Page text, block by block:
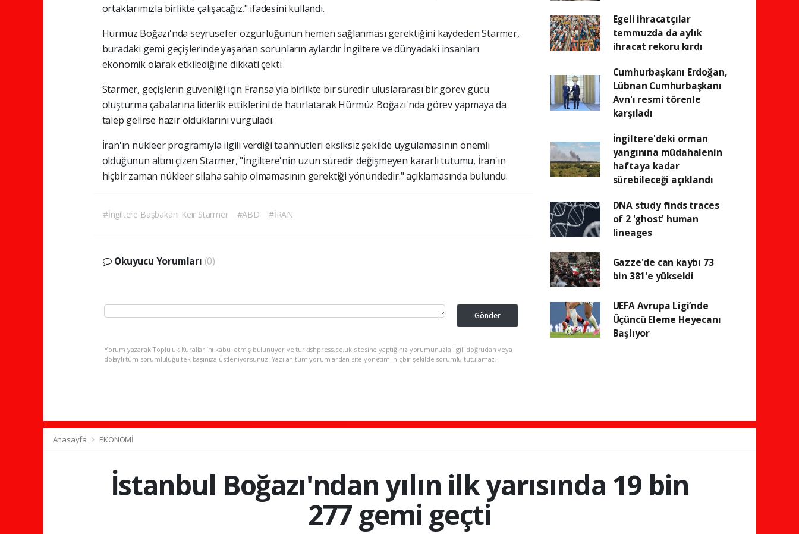
ortaklarımızla birlikte çalışacağız." ifadesini kullandı.
Hürmüz Boğazı'nda seyrüsefer özgürlüğünün hemen sağlanması gerektiğini kaydeden Starmer,
buradaki gemi geçişlerinde yaşanan sorunların aylardır İngiltere ve dünyadaki insanları
ekonomik olarak etkilediğine dikkati çekti.
Starmer, geçişlerin güvenliği için Fransa'yla birlikte bir süredir uluslararası bir görev gücü
oluşturma çabalarına liderlik ettiklerini de hatırlatarak Hürmüz Boğazı'nda görev yapmaya da
talep gelirse hazır olduklarını vurguladı.
İran'ın nükleer programıyla ilgili verdiği taahhütleri eksiksiz şekilde uygulamasının önemli
olduğunun altını çizen Starmer, "İngiltere'nin uzun süredir değişmeyen kararlı tutumu, İran'ın
hiçbir zaman nükleer silaha sahip olmamasının gerektiği yönündedir." açıklamasında bulundu.
#İngiltere Başbakanı Keir Starmer #ABD #İRAN
Okuyucu Yorumları (0)
Gönder
Yorum yazarak Topluluk Kuralları’nı kabul etmiş bulunuyor ve turkishpress.co.uk sitesine yaptığınız yorumunuzla ilgili doğrudan veya
dolaylı tüm sorumluluğu tek başınıza üstleniyorsunuz. Yazılan tüm yorumlardan site yönetimi hiçbir şekilde sorumlu tutulamaz.
Egeli ihracatçılar
temmuzda da aylık
ihracat rekoru kırdı
Cumhurbaşkanı Erdoğan,
Lübnan Cumhurbaşkanı
Avn'ı resmi törenle
karşıladı
İngiltere'deki orman
yangınına müdahalenin
haftaya kadar
sürebileceği açıklandı
DNA study finds traces
of 2 'ghost' human
lineages
Gazze'de can kaybı 73
bin 381'e yükseldi
UEFA Avrupa Ligi’nde
Üçüncü Eleme Heyecanı
Başlıyor
Anasayfa EKONOMİ
İstanbul Boğazı'ndan yılın ilk yarısında 19 bin
277 gemi geçti